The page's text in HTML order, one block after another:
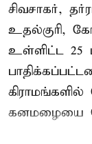
சிவசாகர்,
உதல்குரி,
உள்ளிட்ட 25
கனமழையை